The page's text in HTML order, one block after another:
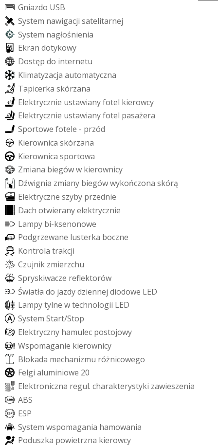
Gniazdo USB
System nawigacji satelitarnej
System nagłośnienia
Ekran dotykowy
Dostęp do internetu
Klimatyzacja automatyczna
Tapicerka skórzana
Elektrycznie ustawianyfotel kierowcy
Elektrycznie ustawianyfotel pasażera
Sportowe fotele - przód
Kierownica skórzana
Kierownica sportowa
Zmiana biegóww kierownicy
Dźwignia zmiany biegówwykończona skórą
Elektryczne szyby przednie
Dach otwieranyelektrycznie
Lampy bi-ksenonowe
Podgrzewane lusterka boczne
Kontrola trakcji
Czujnik zmierzchu
Spryskiwacze refektorów
Światła do jazdydziennej diodowe LED
Lampytylne wtechnologii LED
System Start/Stop
Elektryczny hamulec postojowy
Wspomaganie kierownicy
Blokada mechanizmu różnicowego
Felgi aluminiowe 20
Elektroniczna regul. charakterystyki zawieszenia
ABS
ESP
System wspomagania hamowania
Poduszka powietrzna kierowcy